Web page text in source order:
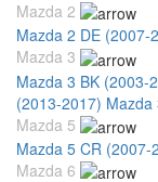
Mazda 2
Mazda 2 DE (2007-
Mazda 3
Mazda 3 BK (2003-
(2013-2017) Mazda
Mazda 5
Mazda 5 CR (2007-
Mazda 6